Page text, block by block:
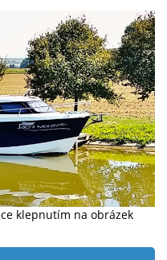
klepnutím na obrázek